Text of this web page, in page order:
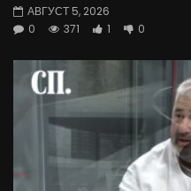
АВГУСТ 5, 2026
0
371 1 0